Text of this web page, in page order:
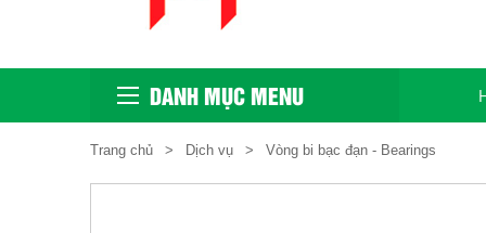
DANH MỤC MENU
Trang chủ Dịch vụ Vòng bi bạc đạn - Bearings